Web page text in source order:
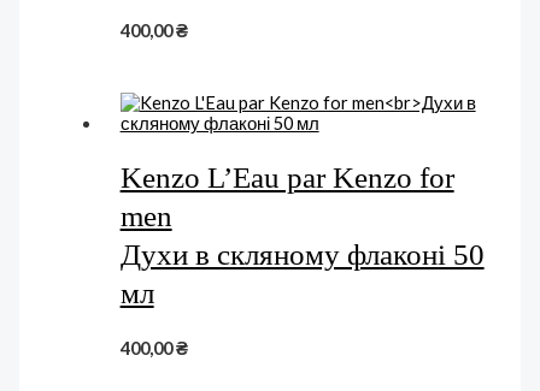
400,00₴
Kenzo L’Eau par Kenzo for
men
Духи в скляному флаконі 50
мл
400,00₴